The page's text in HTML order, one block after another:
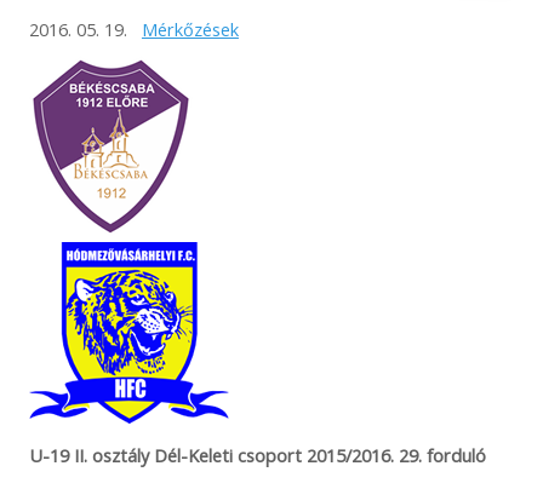
2016. 05. 19. Mérkőzések
U-19 II. osztály Dél-Keleti csoport 2015/2016. 29. forduló